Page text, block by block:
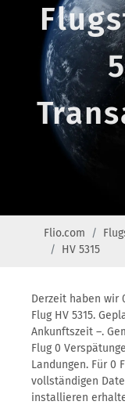
Flio.com
HV 5315
Derzeit haben wir
Flug HV 5315.
Ankunftszeit –.
Flug 0
Landungen. Für 0
vollständigen
installieren